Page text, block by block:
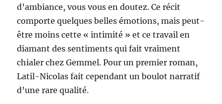
d’ambiance, vous vous en doutez. Ce récit
comporte quelques belles émotions, mais peut-
être moins cette « intimité » et ce travail en
diamant des sentiments qui fait vraiment
chialer chez Gemmel. Pour un premier roman,
Latil-Nicolas fait cependant un boulot narratif
d’une rare qualité.